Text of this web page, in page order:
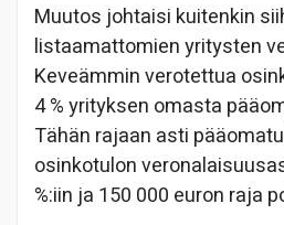
Muutos johtaisi kuitenkin
listaamattomien yritysten
Keveämmin verotettua
4 % yrityksen omasta
Tähän rajaan asti
osinkotulon
%:iin ja 150 000 euron raja